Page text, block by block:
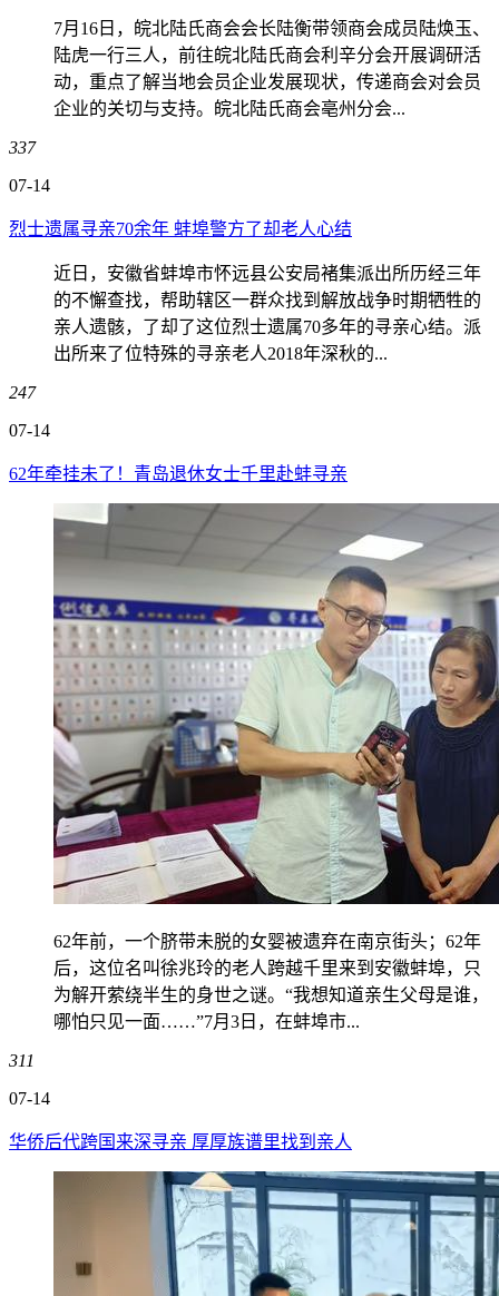
7月16日，皖北陆氏商会会长陆衡带领商会成员陆焕玉、
陆虎一行三人，前往皖北陆氏商会利辛分会开展调研活
动，重点了解当地会员企业发展现状，传递商会对会员
企业的关切与支持。皖北陆氏商会亳州分会...
337
07-14
烈士遗属寻亲70余年 蚌埠警方了却老人心结
近日，安徽省蚌埠市怀远县公安局褚集派出所历经三年
的不懈查找，帮助辖区一群众找到解放战争时期牺牲的
亲人遗骸，了却了这位烈士遗属70多年的寻亲心结。派
出所来了位特殊的寻亲老人2018年深秋的...
247
07-14
62年牵挂未了！青岛退休女士千里赴蚌寻亲
62年前，一个脐带未脱的女婴被遗弃在南京街头；62年
后，这位名叫徐兆玲的老人跨越千里来到安徽蚌埠，只
为解开萦绕半生的身世之谜。“我想知道亲生父母是谁，
哪怕只见一面……”7月3日，在蚌埠市...
311
07-14
华侨后代跨国来深寻亲 厚厚族谱里找到亲人